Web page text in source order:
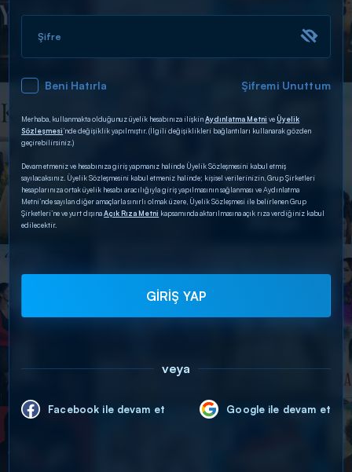
DİĞER SONUÇLAR
Şifre
Beni Hatırla Şifremi Unuttum
Merhaba, kullanmakta olduğunuz üyelik hesabınıza ilişkinAydınlatma Metni veÜyelik
Sözleşmesi’nde değişiklik yapılmıştır. (İlgili değişiklikleri bağlantıları kullanarak gözden
geçirebilirsiniz.)
Devam etmeniz ve hesabınıza giriş yapmanız halinde Üyelik Sözleşmesini kabul etmiş
sayılacaksınız. Üyelik Sözleşmesini kabul etmeniz halinde; kişisel verilerinizin, Grup Şirketleri
hesaplarınıza ortak üyelik hesabı aracılığıyla giriş yapılmasının sağlanması ve Aydınlatma
Metni’nde sayılan diğer amaçlarla sınırlı olmak üzere, Üyelik Sözleşmesi ile belirlenen Grup
Şirketleri’ne ve yurt dışınaAçık Rıza Metni kapsamında aktarılmasına açık rıza verdiğiniz kabul
edilecektir.
GİRİŞ YAP
veya
Facebook ile devam et Google ile devam et